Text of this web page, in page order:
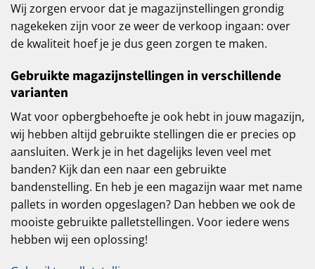
Wij zorgen ervoor dat je magazijnstellingen grondig
nagekeken zijn voor ze weer de verkoop ingaan: over
de kwaliteit hoef je je dus geen zorgen te maken.
Gebruikte magazijnstellingen in verschillende
varianten
Wat voor opbergbehoefte je ook hebt in jouw magazijn,
wij hebben altijd gebruikte stellingen die er precies op
aansluiten. Werk je in het dagelijks leven veel met
banden? Kijk dan een naar een gebruikte
bandenstelling. En heb je een magazijn waar met name
pallets in worden opgeslagen? Dan hebben we ook de
mooiste gebruikte palletstellingen. Voor iedere wens
hebben wij een oplossing!